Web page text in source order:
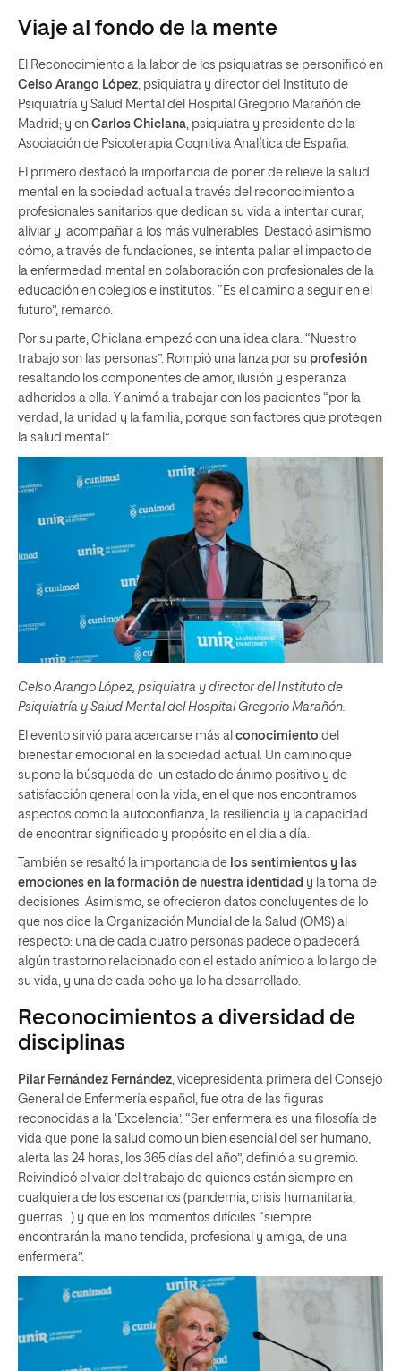
Viaje al fondo de la mente
El Reconocimiento a la labor de los psiquiatras se personificó en
Celso Arango López, psiquiatra y director del Instituto de
Psiquiatría y Salud Mental del Hospital Gregorio Marañón de
Madrid; y en Carlos Chiclana, psiquiatra y presidente de la
Asociación de Psicoterapia Cognitiva Analítica de España.
El primero destacó la importancia de poner de relieve la salud
mental en la sociedad actual a través del reconocimiento a
profesionales sanitarios que dedican su vida a intentar curar,
aliviar y acompañar a los más vulnerables. Destacó asimismo
cómo, a través de fundaciones, se intenta paliar el impacto de
la enfermedad mental en colaboración con profesionales de la
educación en colegios e institutos. “Es el camino a seguir en el
futuro”, remarcó.
Por su parte, Chiclana empezó con una idea clara: “Nuestro
trabajo son las personas”. Rompió una lanza por su profesión
resaltando los componentes de amor, ilusión y esperanza
adheridos a ella. Y animó a trabajar con los pacientes “por la
verdad, la unidad y la familia, porque son factores que protegen
la salud mental”.
Celso Arango López, psiquiatra y director del Instituto de
Psiquiatría y Salud Mental del Hospital Gregorio Marañón.
El evento sirvió para acercarse más al conocimiento del
bienestar emocional en la sociedad actual. Un camino que
supone la búsqueda de un estado de ánimo positivo y de
satisfacción general con la vida, en el que nos encontramos
aspectos como la autoconfianza, la resiliencia y la capacidad
de encontrar significado y propósito en el día a día.
También se resaltó la importancia de los sentimientos y las
emociones en la formación de nuestra identidad y la toma de
decisiones. Asimismo, se ofrecieron datos concluyentes de lo
que nos dice la Organización Mundial de la Salud (OMS) al
respecto: una de cada cuatro personas padece o padecerá
algún trastorno relacionado con el estado anímico a lo largo de
su vida, y una de cada ocho ya lo ha desarrollado.
Reconocimientos a diversidad de
disciplinas
Pilar Fernández Fernández, vicepresidenta primera del Consejo
General de Enfermería español, fue otra de las figuras
reconocidas a la ‘Excelencia’. “Ser enfermera es una filosofía de
vida que pone la salud como un bien esencial del ser humano,
alerta las 24 horas, los 365 días del año”, definió a su gremio.
Reivindicó el valor del trabajo de quienes están siempre en
cualquiera de los escenarios (pandemia, crisis humanitaria,
guerras…) y que en los momentos difíciles “siempre
encontrarán la mano tendida, profesional y amiga, de una
enfermera”.